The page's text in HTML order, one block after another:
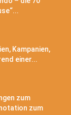
Kampanien,
einer...
zum
zum